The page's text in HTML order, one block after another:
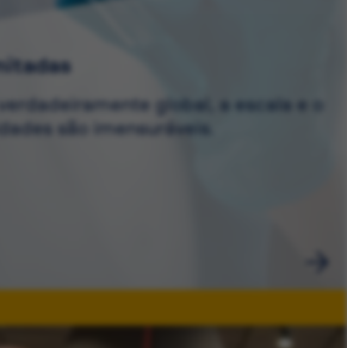
global, a escala e o
são imensuráveis.